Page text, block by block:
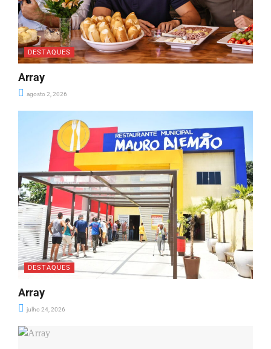
DESTAQUES
Array
agosto 2, 2026
DESTAQUES
Array
julho 24, 2026